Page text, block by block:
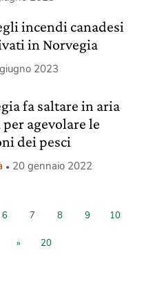
incendi canadesi
in Norvegia
2023
fa saltare in aria
agevolare le
dei pesci
20 gennaio 2022
6 7 8 9 10
» 20